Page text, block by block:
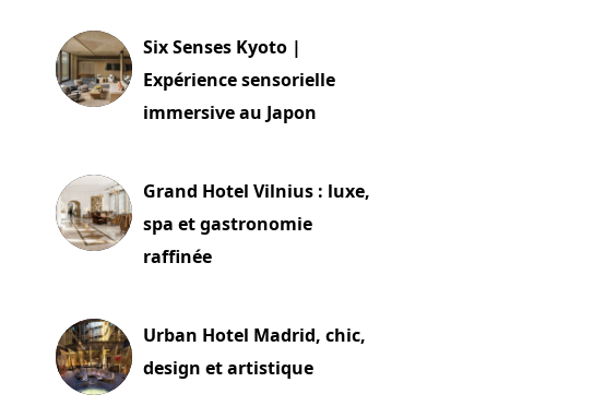
Six Senses Kyoto |
Expérience sensorielle
immersive au Japon
Grand Hotel Vilnius : luxe,
spa et gastronomie
raffinée
Urban Hotel Madrid, chic,
design et artistique